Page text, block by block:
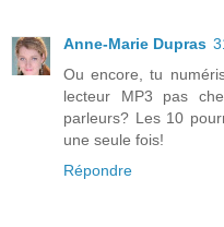
Anne-Marie Dupras
Ou encore, tu
lecteur MP3 pas
parleurs? Les 10
une seule fois!
Répondre